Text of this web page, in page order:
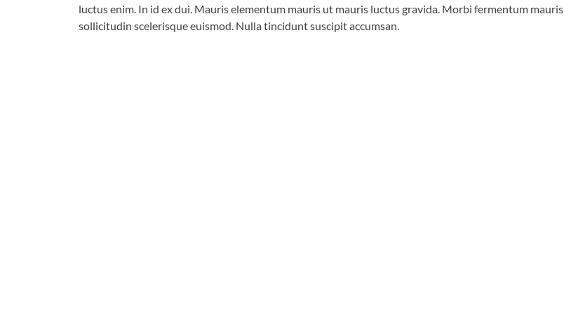
luctus enim. In id ex dui. Mauris elementum mauris ut mauris luctus gravida. Morbi fermentum mauris
sollicitudin scelerisque euismod. Nulla tincidunt suscipit accumsan.